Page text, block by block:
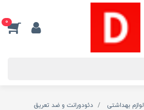
0
لوازم بهداشتی
دئودورانت و ضد تعریق